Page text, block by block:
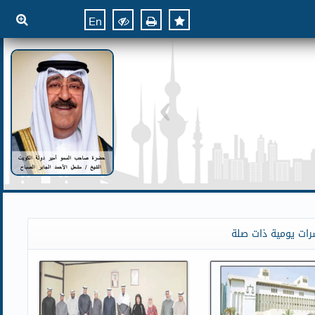
En
يومية ذات صلة